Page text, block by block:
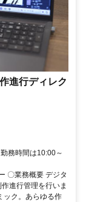
進行ディレク
務時間は10:00～
〇業務概要 デジタ
進行管理を行いま
ック。あらゆる作